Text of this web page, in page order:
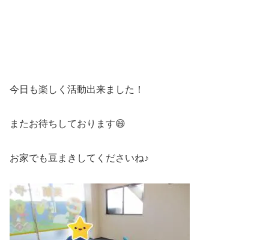
今日も楽しく活動出来ました！
またお待ちしております😄
お家でも豆まきしてくださいね♪